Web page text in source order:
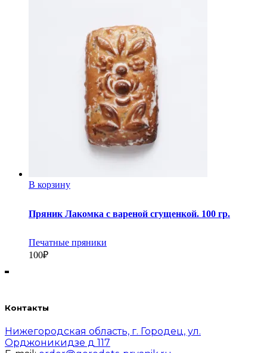
В корзину
Пряник Лакомка с вареной сгущенкой. 100 гр.
Печатные пряники
100₽
Контакты
Нижегородская область, г. Городец, ул.
Орджоникидзе д 117